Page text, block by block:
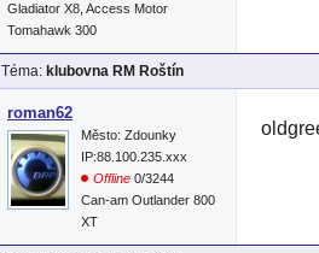
Gladiator X8, Access Motor
Tomahawk 300
Téma: klubovna RM Roštín
roman62
Město: Zdounky
IP:88.100.235.xxx
Offline 0/3244
Can-am Outlander 800
XT